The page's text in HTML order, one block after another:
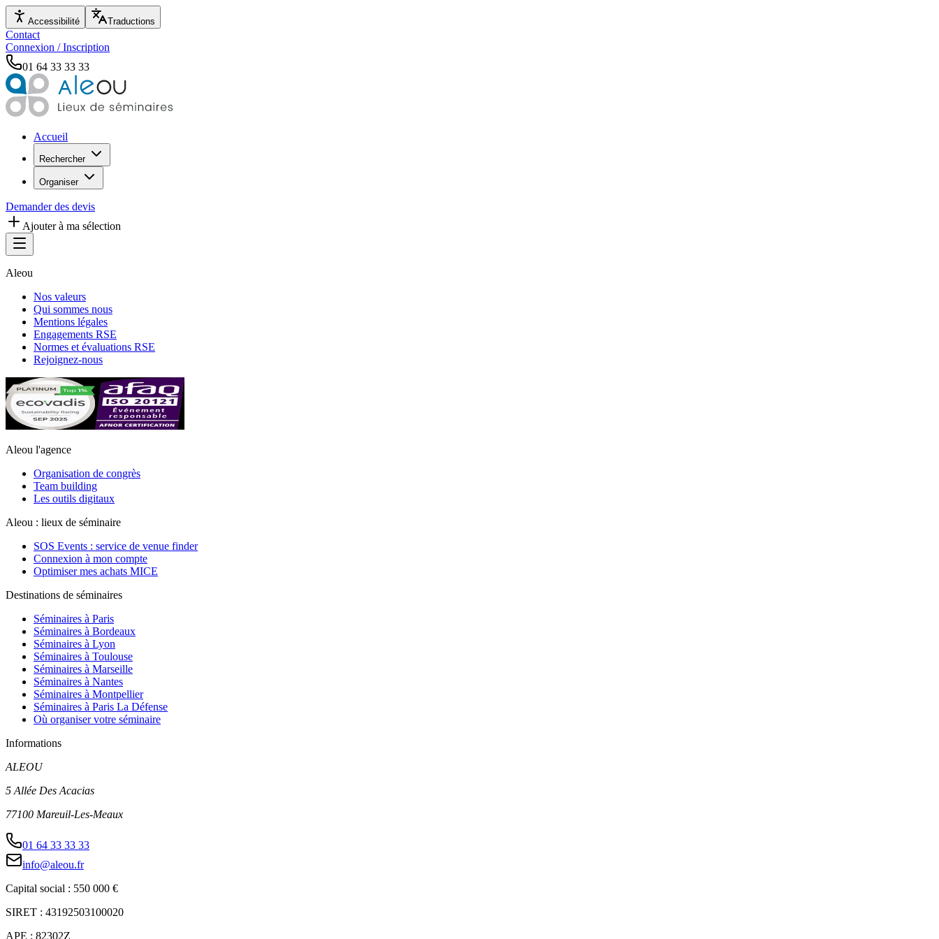
Accessibilité Traductions
Contact
Connexion / Inscription
01 64 33 33 33
Accueil
Rechercher
Organiser
Demander des devis
Ajouter à ma sélection
Aleou
Nos valeurs
Qui sommes nous
Mentions légales
Engagements RSE
Normes et évaluations RSE
Rejoignez-nous
Aleou l'agence
Organisation de congrès
Team building
Les outils digitaux
Aleou : lieux de séminaire
SOS Events : service de venue finder
Connexion à mon compte
Optimiser mes achats MICE
Destinations de séminaires
Séminaires à Paris
Séminaires à Bordeaux
Séminaires à Lyon
Séminaires à Toulouse
Séminaires à Marseille
Séminaires à Nantes
Séminaires à Montpellier
Séminaires à Paris La Défense
Où organiser votre séminaire
Informations
ALEOU
5 Allée Des Acacias
77100 Mareuil-Les-Meaux
01 64 33 33 33
info@aleou.fr
Capital social : 550 000 €
SIRET : 43192503100020
APE : 82302Z